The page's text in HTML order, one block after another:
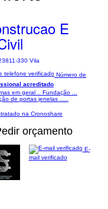
E
330 Vila
Número de
acreditado
em geral .. Fundação ...
de portas jenelas .....
na Cronoshare
orçamento
E-
mail verificado